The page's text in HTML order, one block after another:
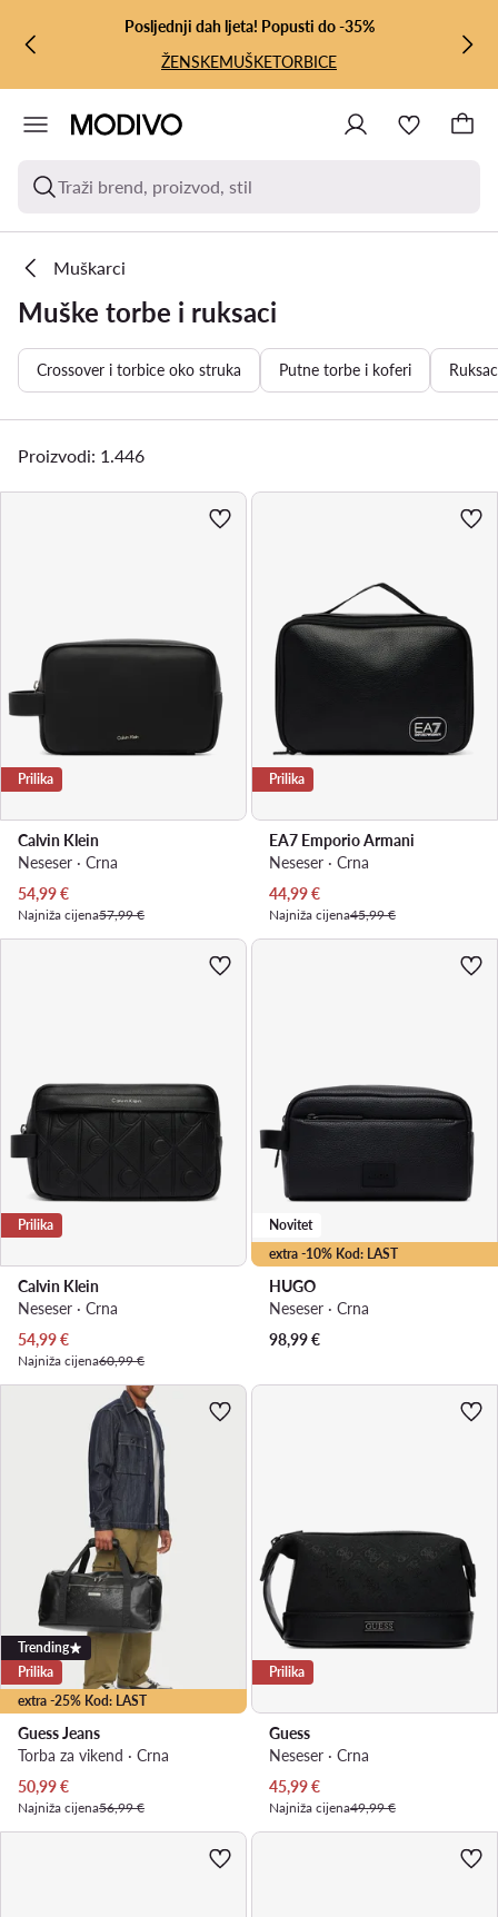
PRIJEĐI NA GLAVNI SADRŽAJ
PRIJEĐI NA PRETRAŽIVANJE
Posljednji dah ljeta! Popusti do -35%
ŽENSKEMUŠKETORBICE
Traži brend, proizvod, stil
Muškarci
Muške torbe i ruksaci
Crossover i torbice oko struka Putne torbe i koferi
Proizvodi: 1.446
Prilika
Calvin Klein
Neseser · Crna
Trenutna cijena
54,99€
Najniža cijena57,99 €
Prilika
EA7 Emporio Armani
Neseser · Crna
Trenutna cijena
44,99€
Najniža cijena45,99 €
Prilika
Calvin Klein
Neseser · Crna
Trenutna cijena
54,99€
Najniža cijena60,99 €
extra -10% Kod: LAST
Novitet
HUGO
Neseser · Crna
98,99€
extra -25% Kod: LAST
Trending
Prilika
Guess Jeans
Torba za vikend · Crna
Trenutna cijena
50,99€
Najniža cijena56,99 €
Prilika
Guess
Neseser · Crna
Trenutna cijena
45,99€
Najniža cijena49,99 €